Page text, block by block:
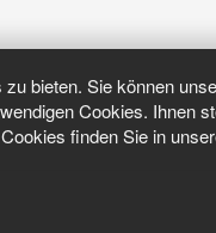
bieten. Sie können
Cookies. Ihnen
finden Sie in